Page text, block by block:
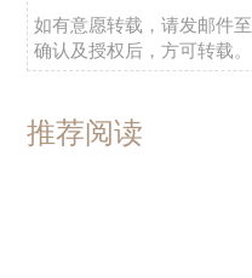
如有意愿转载，请发邮件至
确认及授权后，方可转载。
推荐阅读